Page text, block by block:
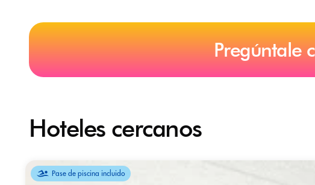
Pregúntale
Hoteles cercanos
Pase de piscina incluido